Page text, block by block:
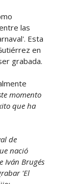
las
Esta
en
grabada.
momento
que ha
de
nació
Iván Brugés
'El